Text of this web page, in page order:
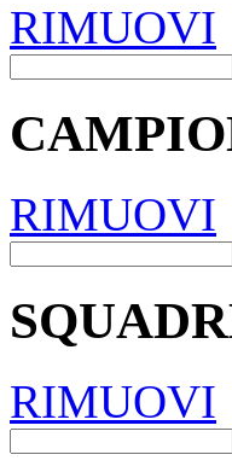
RIMUOVI
RIMUOVI
RIMUOVI